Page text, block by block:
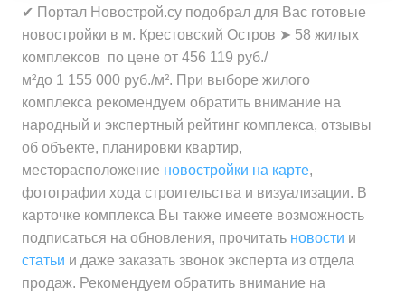
Средняя цена от 634 200 ₽
Минимальная цена от 562 100 ₽
Средняя цена
за 1 м²
от 701 600 ₽
Средняя цена
за квартиру
от 47 250 000 ₽
Минимальная цена
за 1 м²
от 485 200 ₽
Средняя цена
за 1 м²
за квартиру
Средняя цена
за квартиру
Минимальная цена
за 1 м²
от 711 600 ₽
Средняя цена
за 1 м²
от 772 100 ₽
✔ Портал Новострой.су подобрал для Вас готовые
новостройки в м. Крестовский Остров ➤ 58 жилых
комплексов по цене от 456 119 руб./
м²до 1 155 000 руб./м². При выборе жилого
комплекса рекомендуем обратить внимание на
народный и экспертный рейтинг комплекса, отзывы
об объекте, планировки квартир,
месторасположение новостройки на карте,
фотографии хода строительства и визуализации. В
карточке комплекса Вы также имеете возможность
подписаться на обновления, прочитать новости и
статьи и даже заказать звонок эксперта из отдела
продаж. Рекомендуем обратить внимание на